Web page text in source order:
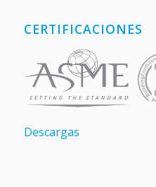
CERTIFICACIONES
Descargas